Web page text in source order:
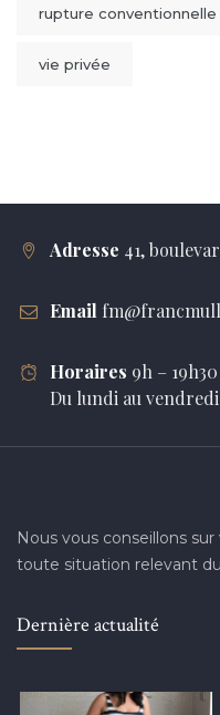
rupture conventionnelle
vie privée
Adresse 41,
Email
Horaires 9h – 19h30
Du lundi au vendredi
Nous vous conseillons
toute situation relevant
Dernière actualité